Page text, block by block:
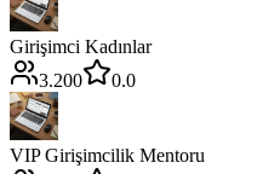
Girişimci Kadınlar
3.200
0.0
VIP Girişimcilik Mentoru